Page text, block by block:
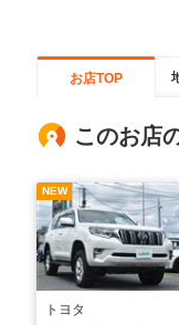
お店TOP
このお店
NEW
トヨタ